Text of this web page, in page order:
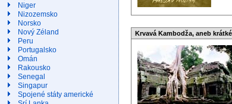
Niger
Nizozemsko
Norsko
Nový Zéland
Peru
Portugalsko
Omán
Rakousko
Senegal
Singapur
Spojené státy americké
Krvavá Kambodža, aneb